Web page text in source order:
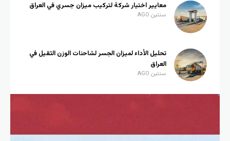
معايير اختيار شركة لتركيب ميزان جسري في العراق
سنتين AGO
تحليل الأداء لميزان الجسر لشاحنات الوزن الثقيل في
العراق
سنتين AGO